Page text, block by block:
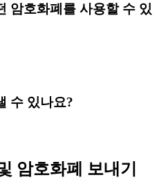
암호화폐를 사용할 수 있
수 있나요?
암호화폐 보내기